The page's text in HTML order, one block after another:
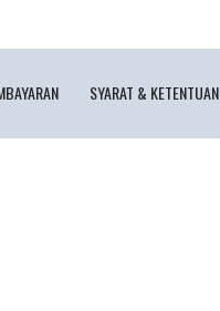
SYARAT & KETENTUAN